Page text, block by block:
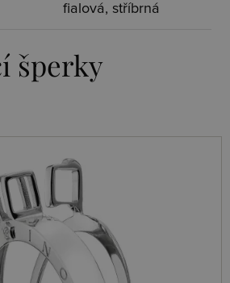
fialová, stříbrná
šperky